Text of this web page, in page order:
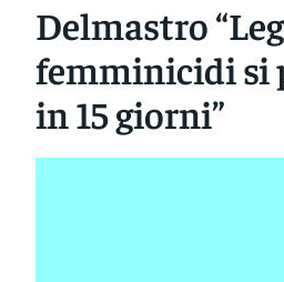
Delmastro
femminicidi si
in 15 giorni”